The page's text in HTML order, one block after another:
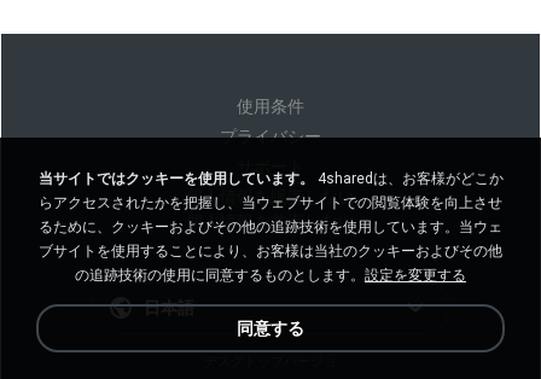
使用条件
プライバシー
個人情報を販売しない
個人情報を共有しない
日本語
当サイトではクッキーを使用しています。
4sharedは、お客様がどこか
らアクセスされたかを把握し、当ウェブサイトでの閲覧体験を向上させ
るために、クッキーおよびその他の追跡技術を使用しています。当ウェ
ブサイトを使用することにより、お客様は当社のクッキーおよびその他
の追跡技術の使用に同意するものとします。 設定を変更する
同意する